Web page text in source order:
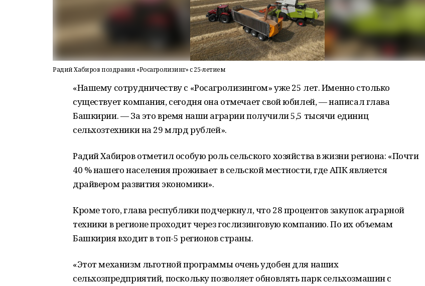
Радий Хабиров поздравил «Росагролизинг» с 25-летием
«Нашему сотрудничеству с «Росагролизингом» уже 25 лет. Именно столько
существует компания, сегодня она отмечает свой юбилей, — написал глава
Башкирии. — За это время наши аграрии получили 5,5 тысячи единиц
сельхозтехники на 29 млрд рублей».
Радий Хабиров отметил особую роль сельского хозяйства в жизни региона: «Почти
40 % нашего населения проживает в сельской местности, где АПК является
драйвером развития экономики».
Кроме того, глава республики подчеркнул, что 28 процентов закупок аграрной
техники в регионе проходит через гослизинговую компанию. По их объемам
Башкирия входит в топ-5 регионов страны.
«Этот механизм льготной программы очень удобен для наших
сельхозпредприятий, поскольку позволяет обновлять парк сельхозмашин с